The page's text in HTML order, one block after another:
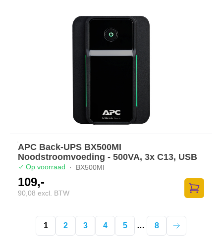
APC Back-UPS BX500MI
Noodstroomvoeding - 500VA, 3x C13, USB
Op voorraad · BX500MI
109,-
90,08 excl. BTW
Zum
1 2 3 4 5 … 8